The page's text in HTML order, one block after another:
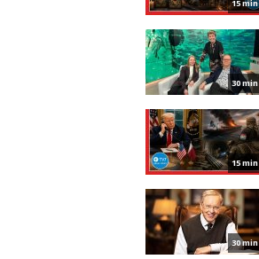
15 min
30 min
15 min
30 min